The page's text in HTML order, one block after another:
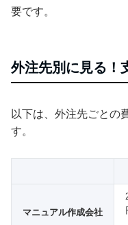
要です。
外注先別に見る！
以下は、外注先ごとの
す。
マニュアル作成会社